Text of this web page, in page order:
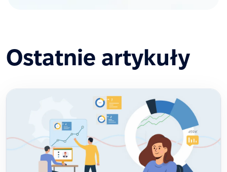
Ostatnie artykuły